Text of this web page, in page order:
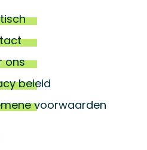
ons
beleid
voorwaarden